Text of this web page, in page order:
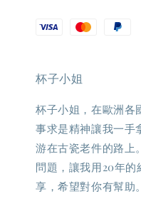
杯子小姐
杯子小姐，在歐洲各
事求是精神讓我一手
游在古瓷老件的路上
問題，讓我用20年
享，希望對你有幫助。